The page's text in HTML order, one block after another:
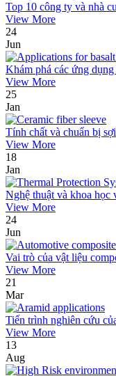
Top 10 công ty và nhà
View More
24
Jun
Khám phá các ứng
View More
25
Jan
Tính chất và chuẩn bị
View More
18
Jan
Nghệ thuật và khoa học
View More
24
Jun
Vai trò của vật liệu
View More
21
Mar
Tiến trình nghiên cứu
View More
13
Aug